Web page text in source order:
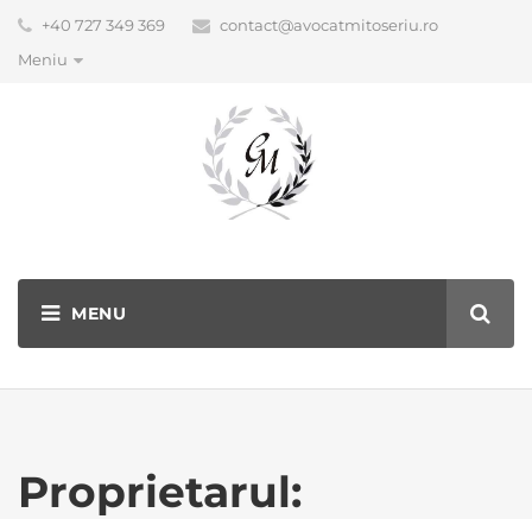
+40 727 349 369
contact@avocatmitoseriu.ro
Meniu
Proprietarul: